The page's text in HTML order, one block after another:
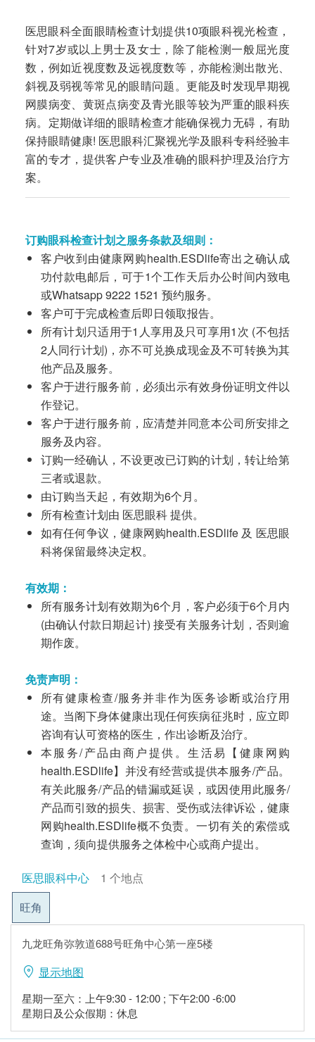
医思眼科全面眼睛检查计划提供10项眼科视光检查，
针对7岁或以上男士及女士，除了能检测一般屈光度
数，例如近视度数及远视度数等，亦能检测出散光、
斜视及弱视等常见的眼睛问题。更能及时发现早期视
网膜病变、黄斑点病变及青光眼等较为严重的眼科疾
病。定期做详细的眼睛检查才能确保视力无碍，有助
保持眼睛健康! 医思眼科汇聚视光学及眼科专科经验丰
富的专才，提供客户专业及准确的眼科护理及治疗方
案。
订购眼科检查计划之服务条款及细则：
客户收到由健康网购health.ESDlife寄出之确认成
功付款电邮后，可于1个工作天后办公时间内致电
或Whatsapp 9222 1521 预约服务。
客户可于完成检查后即日领取报告。
所有计划只适用于1人享用及只可享用1次 (不包括
2人同行计划)，亦不可兑换成现金及不可转换为其
他产品及服务。
客户于进行服务前，必须出示有效身份证明文件以
作登记。
客户于进行服务前，应清楚并同意本公司所安排之
服务及内容。
订购一经确认，不设更改已订购的计划，转让给第
三者或退款。
由订购当天起，有效期为6个月。
所有检查计划由 医思眼科 提供。
如有任何争议，健康网购health.ESDlife 及 医思眼
科将保留最终决定权。
有效期：
所有服务计划有效期为6个月，客户必须于6个月内
(由确认付款日期起计) 接受有关服务计划，否则逾
期作废。
免责声明：
所有健康检查/服务并非作为医务诊断或治疗用
途。当阁下身体健康出现任何疾病征兆时，应立即
咨询有认可资格的医生，作出诊断及治疗。
本服务/产品由商户提供。生活易【健康网购
health.ESDlife】并没有经营或提供本服务/产品。
有关此服务/产品的错漏或延误，或因使用此服务/
产品而引致的损失、损害、受伤或法律诉讼，健康
网购health.ESDlife概不负责。一切有关的索偿或
查询，须向提供服务之体检中心或商户提出。
医思眼科中心
1 个地点
旺角
九龙旺角弥敦道688号旺角中心第一座5楼
显示地图
星期一至六：上午9:30 - 12:00 ; 下午2:00 -6:00
星期日及公众假期：休息